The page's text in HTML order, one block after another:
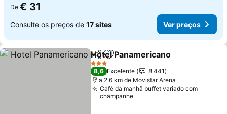
De € 31
Consulte os preços de 17 sites Ver preços
PartilharAdicionar aos favoritos
Hotel Panamericano
3 Estrelas
8,6 Excelente
8.441
a 2.6 km de Movistar Arena
Café da manhã buffet variado com
champanhe